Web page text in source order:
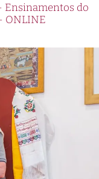
Ensinamentos do
ONLINE